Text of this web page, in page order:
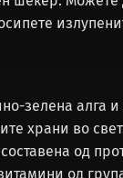
зелена алга и
храни во
од
од